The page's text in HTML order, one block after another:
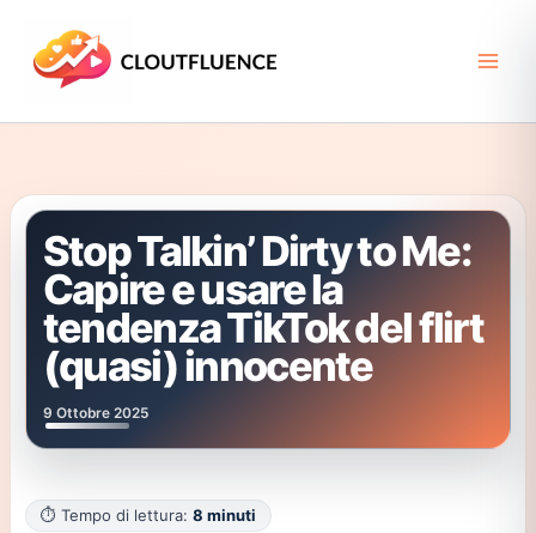
contenuto
Stop Talkin’ Dirty to Me:
Capire e usare la
tendenza TikTok del flirt
(quasi) innocente
9 Ottobre 2025
⏱️ Tempo di lettura: 8 minuti